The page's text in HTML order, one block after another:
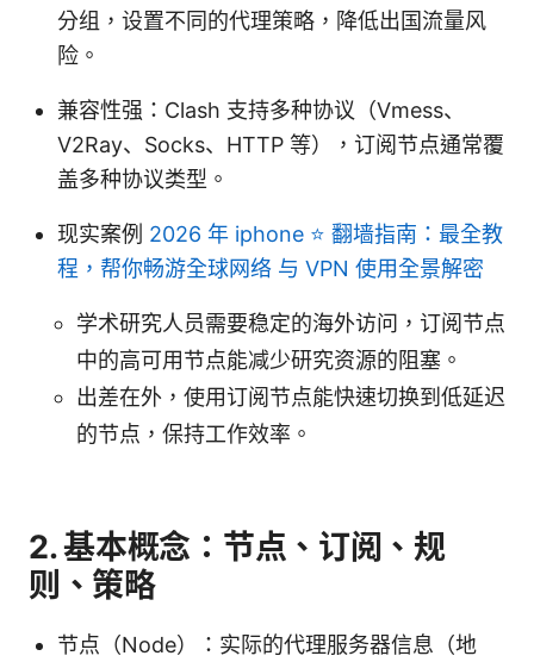
分组，设置不同的代理策略，降低出国流量风
险。
兼容性强：Clash 支持多种协议（Vmess、
V2Ray、Socks、HTTP 等），订阅节点通常覆
盖多种协议类型。
现实案例 2026 年 iphone ⭐ 翻墙指南：最全教
程，帮你畅游全球网络 与 VPN 使用全景解密
学术研究人员需要稳定的海外访问，订阅节点
中的高可用节点能减少研究资源的阻塞。
出差在外，使用订阅节点能快速切换到低延迟
的节点，保持工作效率。
2. 基本概念：节点、订阅、规
则、策略
节点（Node）：实际的代理服务器信息（地